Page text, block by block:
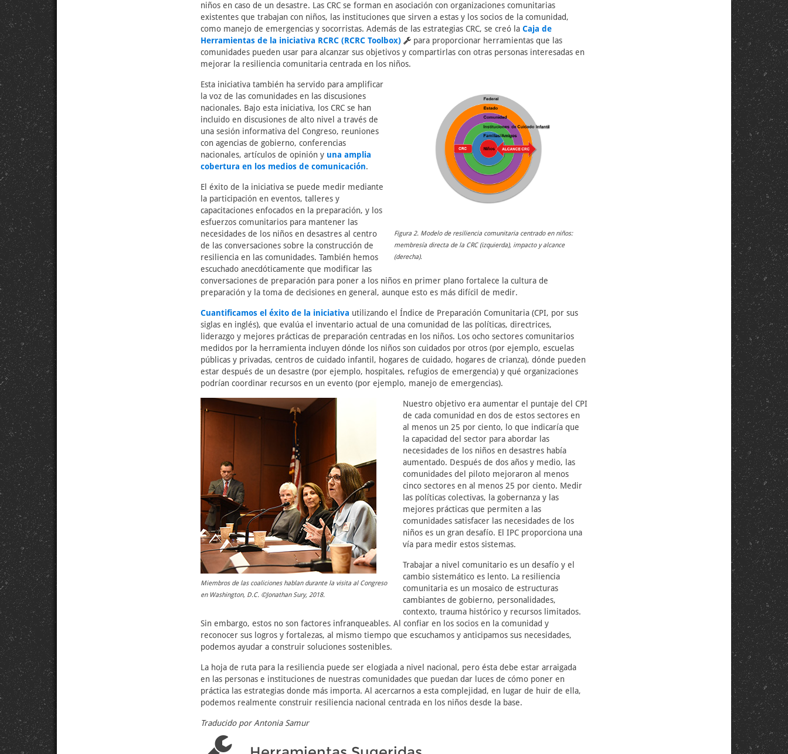
niños en caso de un desastre. Las CRC se forman en asociación con organizaciones comunitarias
existentes que trabajan con niños, las instituciones que sirven a estas y los socios de la comunidad,
como manejo de emergencias y socorristas. Además de las estrategias CRC, se creó la Caja de
Herramientas de la iniciativa RCRC (RCRC Toolbox)
para proporcionar herramientas que las
comunidades pueden usar para alcanzar sus objetivos y compartirlas con otras personas interesadas en
mejorar la resiliencia comunitaria centrada en los niños.
Figura 2. Modelo de resiliencia comunitaria centrado en niños:
membresía directa de la CRC (izquierda), impacto y alcance
(derecha).
Esta iniciativa también ha servido para amplificar
la voz de las comunidades en las discusiones
nacionales. Bajo esta iniciativa, los CRC se han
incluido en discusiones de alto nivel a través de
una sesión informativa del Congreso, reuniones
con agencias de gobierno, conferencias
nacionales, artículos de opinión y una amplia
cobertura en los medios de comunicación.
El éxito de la iniciativa se puede medir mediante
la participación en eventos, talleres y
capacitaciones enfocados en la preparación, y los
esfuerzos comunitarios para mantener las
necesidades de los niños en desastres al centro
de las conversaciones sobre la construcción de
resiliencia en las comunidades. También hemos
escuchado anecdóticamente que modificar las
conversaciones de preparación para poner a los niños en primer plano fortalece la cultura de
preparación y la toma de decisiones en general, aunque esto es más difícil de medir.
Cuantificamos el éxito de la iniciativa utilizando el Índice de Preparación Comunitaria (CPI, por sus
siglas en inglés), que evalúa el inventario actual de una comunidad de las políticas, directrices,
liderazgo y mejores prácticas de preparación centradas en los niños. Los ocho sectores comunitarios
medidos por la herramienta incluyen dónde los niños son cuidados por otros (por ejemplo, escuelas
públicas y privadas, centros de cuidado infantil, hogares de cuidado, hogares de crianza), dónde pueden
estar después de un desastre (por ejemplo, hospitales, refugios de emergencia) y qué organizaciones
podrían coordinar recursos en un evento (por ejemplo, manejo de emergencias).
Miembros de las coaliciones hablan durante la visita al Congreso
en Washington, D.C. ©Jonathan Sury, 2018.
Nuestro objetivo era aumentar el puntaje del CPI
de cada comunidad en dos de estos sectores en
al menos un 25 por ciento, lo que indicaría que
la capacidad del sector para abordar las
necesidades de los niños en desastres había
aumentado. Después de dos años y medio, las
comunidades del piloto mejoraron al menos
cinco sectores en al menos 25 por ciento. Medir
las políticas colectivas, la gobernanza y las
mejores prácticas que permiten a las
comunidades satisfacer las necesidades de los
niños es un gran desafío. El IPC proporciona una
vía para medir estos sistemas.
Trabajar a nivel comunitario es un desafío y el
cambio sistemático es lento. La resiliencia
comunitaria es un mosaico de estructuras
cambiantes de gobierno, personalidades,
contexto, trauma histórico y recursos limitados.
Sin embargo, estos no son factores infranqueables. Al confiar en los socios en la comunidad y
reconocer sus logros y fortalezas, al mismo tiempo que escuchamos y anticipamos sus necesidades,
podemos ayudar a construir soluciones sostenibles.
La hoja de ruta para la resiliencia puede ser elogiada a nivel nacional, pero ésta debe estar arraigada
en las personas e instituciones de nuestras comunidades que puedan dar luces de cómo poner en
práctica las estrategias donde más importa. Al acercarnos a esta complejidad, en lugar de huir de ella,
podemos realmente construir resiliencia nacional centrada en los niños desde la base.
Traducido por Antonia Samur